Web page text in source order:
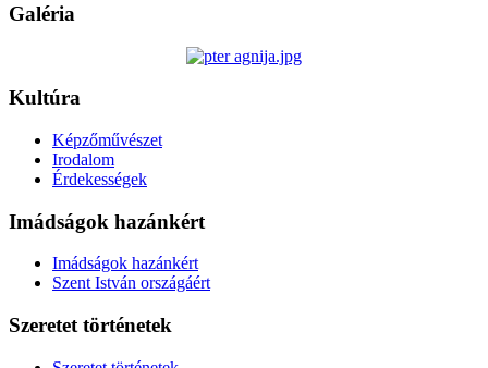
Galéria
Kultúra
Képzőművészet
Irodalom
Érdekességek
Imádságok hazánkért
Imádságok hazánkért
Szent István országáért
Szeretet történetek